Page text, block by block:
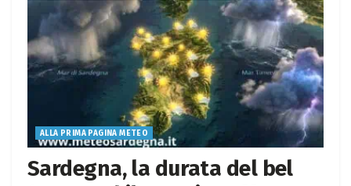
ALLA PRIMA PAGINA METEO
Sardegna, la durata del bel